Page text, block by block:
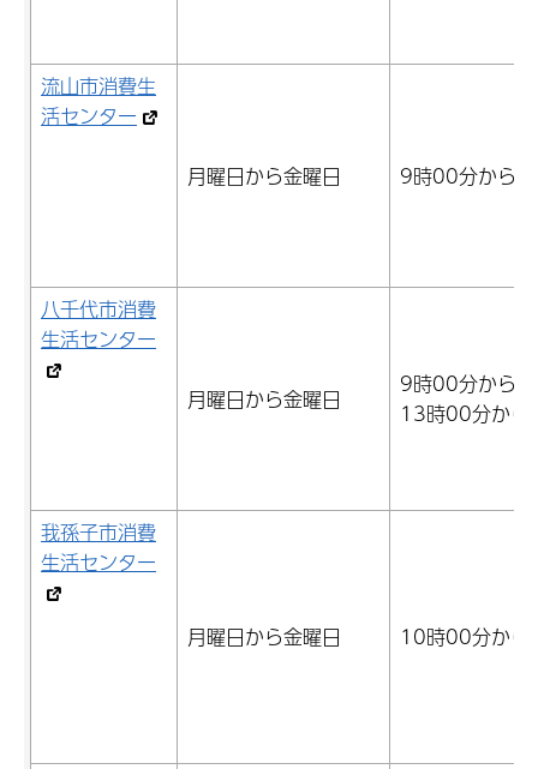
流山市消費生
活センター
月曜日から金曜日
9時00分から
八千代市消費
生活センター
月曜日から金曜日
9時00分から
13時00分か
我孫子市消費
生活センター
月曜日から金曜日 10時00分か